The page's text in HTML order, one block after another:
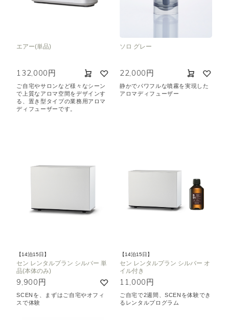
エアー(単品)
132,000円
ご自宅やサロンなど様々なシーン
で上質なアロマ空間をデザインす
る、置き型タイプの業務用アロマ
ディフューザーです。
ソロ グレー
22,000円
静かでパワフルな噴霧を実現した
アロマディフューザー
【14泊15日】
セン レンタルプラン シルバー 単
品(本体のみ)
9,900円
SCENを、まずはご自宅やオフィ
スで体験
【14泊15日】
セン レンタルプラン シルバー オ
イル付き
11,000円
ご自宅で2週間、SCENを体験でき
るレンタルプログラム